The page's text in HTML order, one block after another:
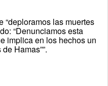
“deploramos las muertes
“Denunciamos esta
implica en los hechos un
Hamas””.